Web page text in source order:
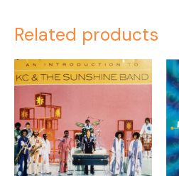
Related products